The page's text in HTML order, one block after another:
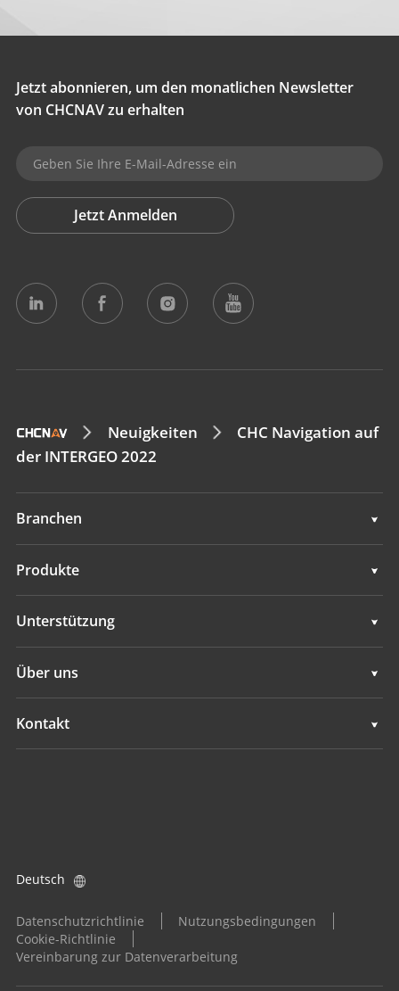
Jetzt abonnieren, um den monatlichen Newsletter
von CHCNAV zu erhalten
Jetzt Anmelden
Neuigkeiten
CHC Navigation auf
der INTERGEO 2022
Branchen
Geodaten
Navigation
Produkte
Geodaten
Navigation
Unterstützung
Über uns
Übersicht
Investoren
Kontakt
Datenschutzrichtlinie
Nutzungsbedingungen
Cookie-Richtlinie
Vereinbarung zur Datenverarbeitung
Deutsch